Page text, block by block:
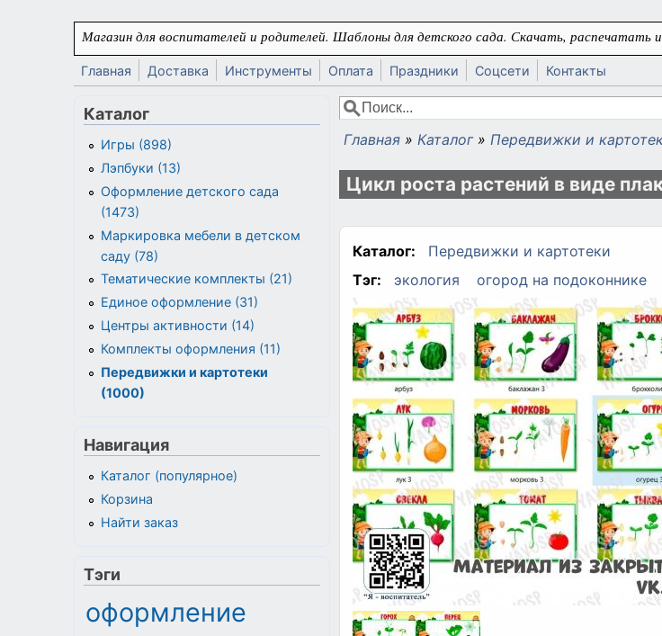
Перейти к основному содержанию
Магазин для воспитателей и родителей. Шаблоны для детского сада. Скачать, распечатать
Главная Доставка Инструменты Оплата Праздники Соцсети Контакты
Форма поиска
Поиск
Вы здесь
Главная » Каталог » Передвижки и
Цикл роста растений в виде
Каталог:
Передвижки и картотеки
Тэг:
экология огород на подоконнике
Каталог
Игры (898)
Лэпбуки (13)
Оформление детского сада
(1473)
Маркировка мебели в детском
саду (78)
Тематические комплекты (21)
Единое оформление (31)
Центры активности (14)
Комплекты оформления (11)
Передвижки и картотеки
(1000)
Навигация
Каталог (популярное)
Корзина
Найти заказ
Тэги
оформление